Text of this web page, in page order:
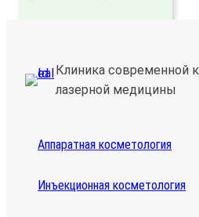
Клиника современной
лазерной медицины
Аппаратная косметология
Инъекционная косметология